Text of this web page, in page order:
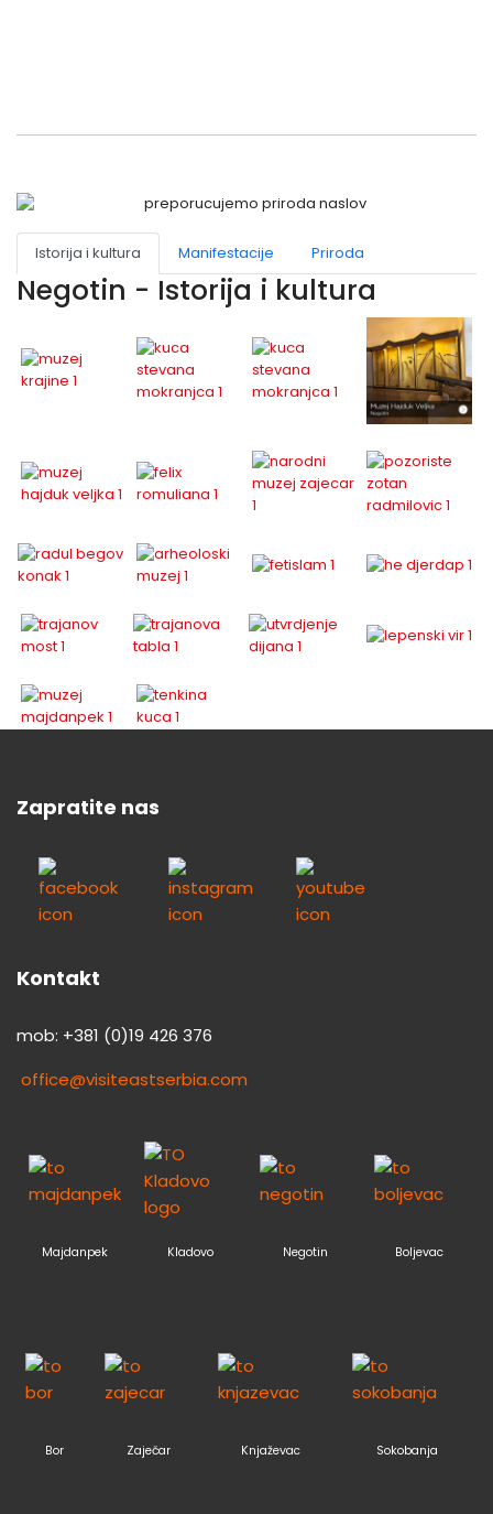
Istorija i kultura Manifestacije Priroda
Negotin - Istorija i kultura
Zapratite nas
Kontakt
mob: +381 (0)19 426 376
office@visiteastserbia.com
Majdanpek Kladovo Negotin Boljevac
Bor Zaječar Knjaževac Sokobanja